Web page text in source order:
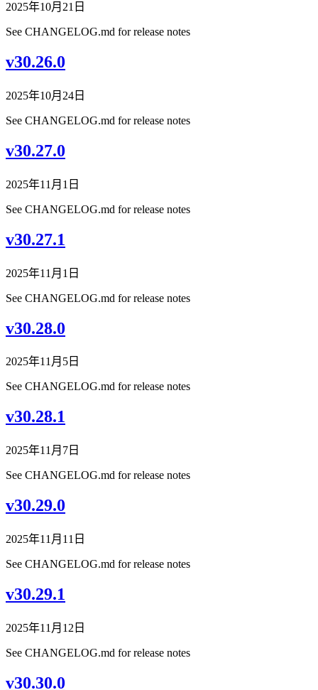
2025年10月21日
See CHANGELOG.md for release notes
v30.26.0
2025年10月24日
See CHANGELOG.md for release notes
v30.27.0
2025年11月1日
See CHANGELOG.md for release notes
v30.27.1
2025年11月1日
See CHANGELOG.md for release notes
v30.28.0
2025年11月5日
See CHANGELOG.md for release notes
v30.28.1
2025年11月7日
See CHANGELOG.md for release notes
v30.29.0
2025年11月11日
See CHANGELOG.md for release notes
v30.29.1
2025年11月12日
See CHANGELOG.md for release notes
v30.30.0